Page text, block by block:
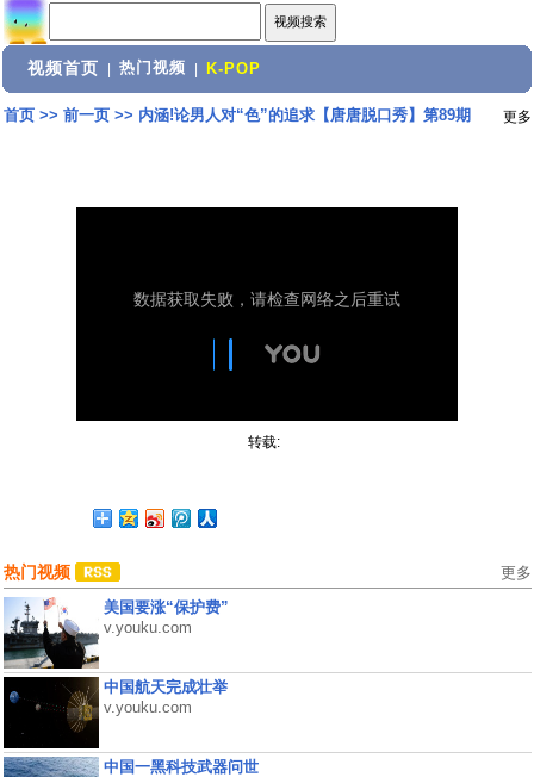
视频首页 热门视频 K-POP
首页>> 前一页>> 内涵!论男人对“色”的追求【唐唐脱口秀】第89期 更多
转载:
热门视频 更多
美国要涨“保护费”
v.youku.com
中国航天完成壮举
v.youku.com
中国一黑科技武器问世